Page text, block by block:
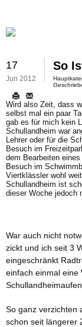
17
Jun 2012
So
Wird also Zeit, dass
selbst mal ein paar
gab es für mich kein
Schullandheim war
Lehrer oder für die
Besuch im
dem Bearbeiten
Besuch im
Viertklässler wohl
Schullandheim ist
dieser Woche jedoch
War auch nicht
zickt und ich seit 3
eingeschränkt
einfach einmal eine
So ganz verzichten
schon seit längerer